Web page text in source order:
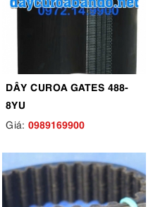
DÂY CUROA GATES 488-
8YU
Giá: 0989169900